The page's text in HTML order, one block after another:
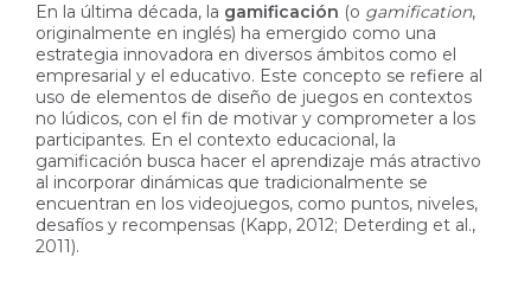
En la última década, la gamificación (o gamification,
originalmente en inglés) ha emergido como una
estrategia innovadora en diversos ámbitos como el
empresarial y el educativo. Este concepto se refiere al
uso de elementos de diseño de juegos en contextos
no lúdicos, con el fin de motivar y comprometer a los
participantes. En el contexto educacional, la
gamificación busca hacer el aprendizaje más atractivo
al incorporar dinámicas que tradicionalmente se
encuentran en los videojuegos, como puntos, niveles,
desafíos y recompensas (Kapp, 2012; Deterding et al.,
2011).